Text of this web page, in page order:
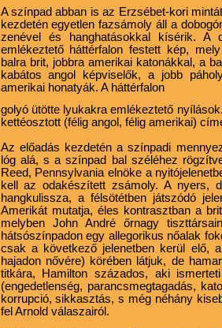
A színpad abban is az Erzsébet-kori
kezdetén egyetlen fazsámoly áll a
zenével és hanghatásokkal kísérik. A
emlékeztető háttérfalon festett kép,
balra brit, jobbra amerikai katonákkal, a
kabátos angol képviselők, a jobb
amerikai honatyák. A háttérfalon
golyó ütötte lyukakra emlékeztető
kettéosztott (félig angol, félig amerikai)
Az előadás kezdetén a színpadi
lóg alá, s a színpad bal széléhez
Reed, Pennsylvania elnöke a
kell az odakészített zsámoly. A nyers,
hangkulissza, a félsötétben játszódó
Amerikát mutatja, éles kontrasztban a
melyben John André őrnagy
hátsószínpadon egy allegorikus nőalak
csak a következő jelenetben kerül elő,
hajadon nővére) körében látjuk, de
titkára, Hamilton százados, aki
(engedetlenség, parancsmegtagadás,
korrupció, sikkasztás, s még néhány
fel Arnold válaszairól.